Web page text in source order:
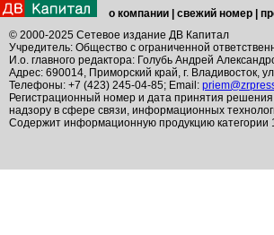
о компании свежий номер
© 2000-2025 Сетевое издание ДВ Капитал
Учредитель: Общество с ограниченной
И.о. главного редактора: Голубь Андрей
Адрес: 690014, Приморский край, г. Владивосток,
Телефоны: +7 (423) 245-04-85; Email:
Регистрационный номер и дата принятия
надзору в сфере связи, информационных
Содержит информационную продукцию категории